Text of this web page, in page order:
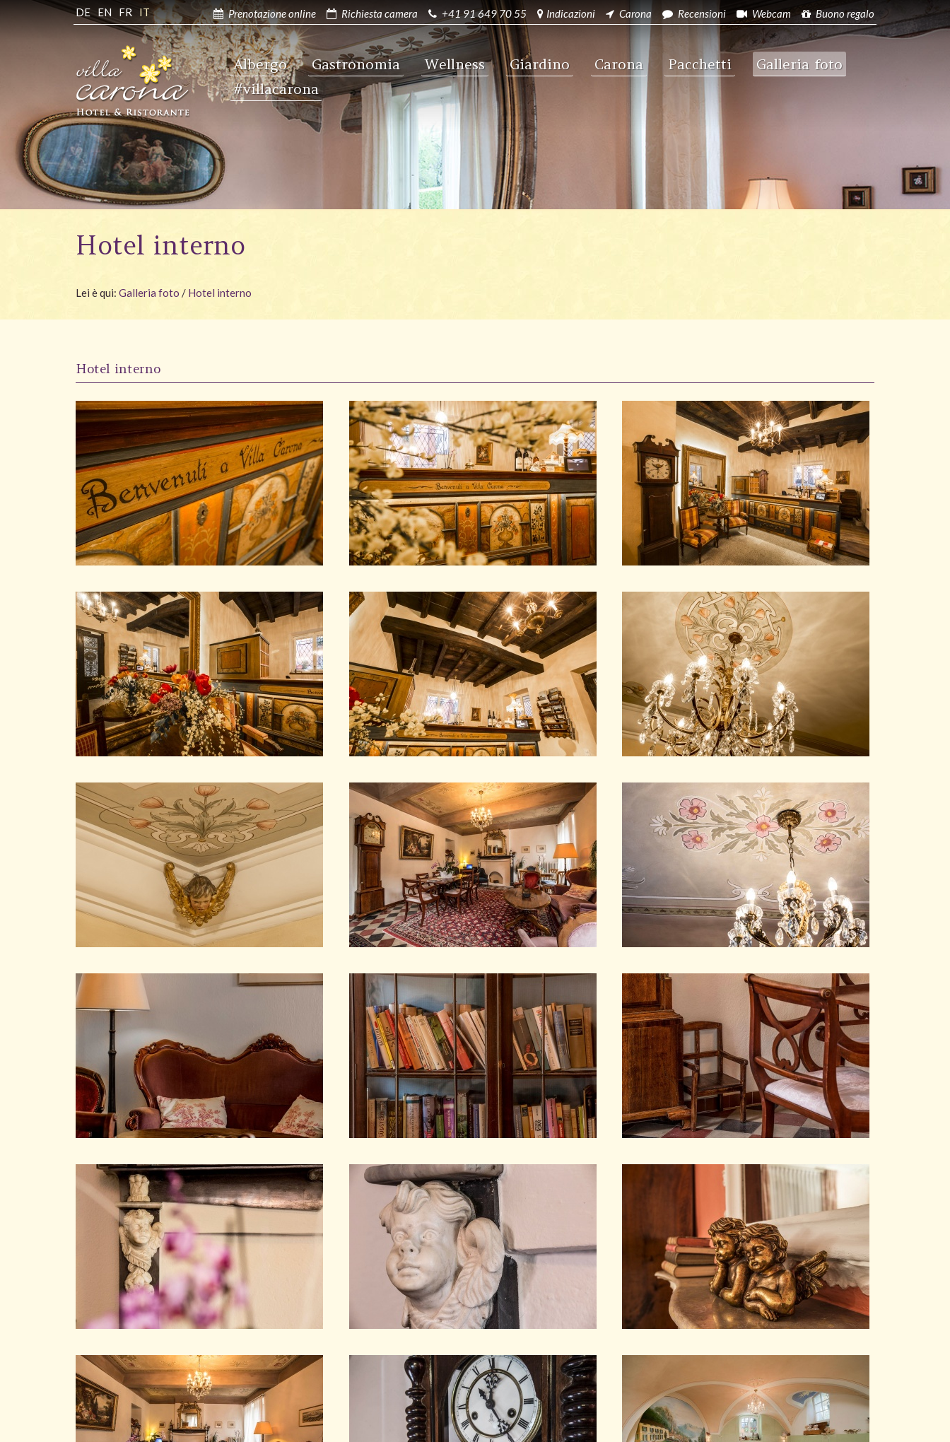
DE EN FR IT Prenotazione online Richiesta camera +41 91 649 70 55 Indicazioni Carona Recensioni Webcam Buono regalo
Albergo Gastronomia Wellness Giardino Carona Pacchetti
Galleria foto
#villacarona
Hotel interno
Lei è qui: Galleria foto / Hotel interno
Hotel interno